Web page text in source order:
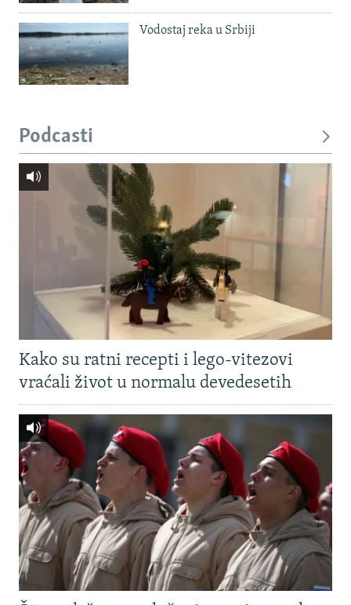
Vodostaj reka u Srbiji
Podcasti
Kako su ratni recepti i lego-vitezovi
vraćali život u normalu devedesetih